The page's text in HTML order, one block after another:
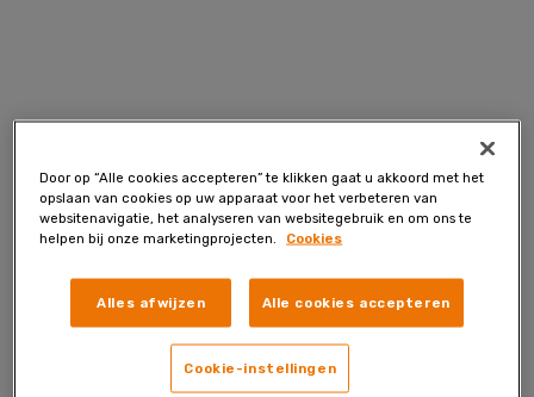
Door op “Alle cookies accepteren” te klikken gaat u akkoord met het
opslaan van cookies op uw apparaat voor het verbeteren van
websitenavigatie, het analyseren van websitegebruik en om ons te
helpen bij onze marketingprojecten.
Cookies
Alles afwijzen Alle cookies accepteren
Cookie-instellingen